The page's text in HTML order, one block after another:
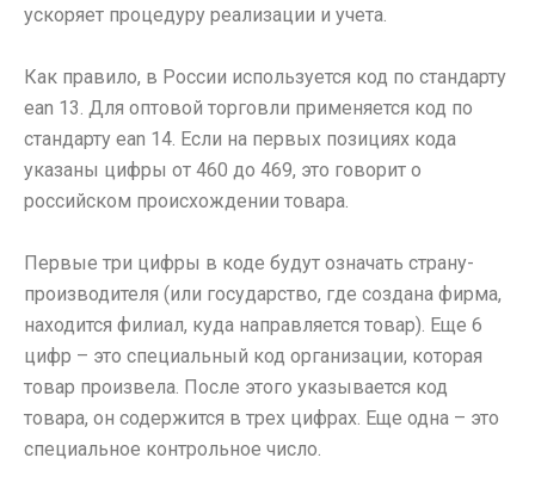
ускоряет процедуру реализации и учета.
Как правило, в России используется код по стандарту
ean 13. Для оптовой торговли применяется код по
стандарту ean 14. Если на первых позициях кода
указаны цифры от 460 до 469, это говорит о
российском происхождении товара.
Первые три цифры в коде будут означать страну-
производителя (или государство, где создана фирма,
находится филиал, куда направляется товар). Еще 6
цифр – это специальный код организации, которая
товар произвела. После этого указывается код
товара, он содержится в трех цифрах. Еще одна – это
специальное контрольное число.